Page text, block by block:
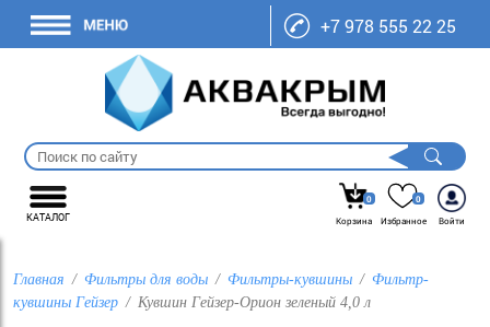
+7 978 555 22 25
КАТАЛОГ
0
Корзина
0
Избранное
Войти
Главная Фильтры для воды Фильтры-кувшины
Фильтр-
кувшины Гейзер
Кувшин Гейзер-Орион зеленый 4,0 л